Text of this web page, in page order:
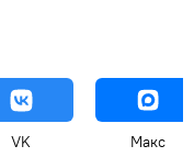
VK Макс